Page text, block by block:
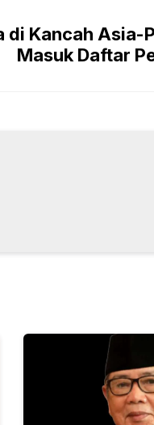
di Kancah Asia-
Masuk Daftar